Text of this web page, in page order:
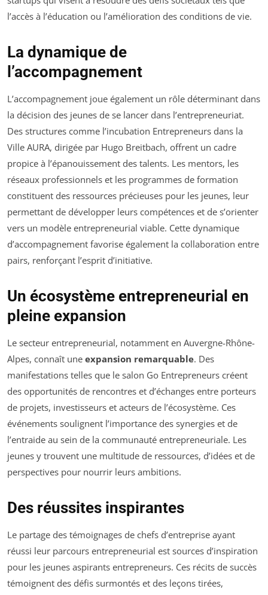
l’accès à l’éducation ou l’amélioration des conditions de vie.
La dynamique de
l’accompagnement
L’accompagnement joue également un rôle déterminant dans
la décision des jeunes de se lancer dans l’entrepreneuriat.
Des structures comme l’incubation Entrepreneurs dans la
Ville AURA, dirigée par Hugo Breitbach, offrent un cadre
propice à l’épanouissement des talents. Les mentors, les
réseaux professionnels et les programmes de formation
constituent des ressources précieuses pour les jeunes, leur
permettant de développer leurs compétences et de s’orienter
vers un modèle entrepreneurial viable. Cette dynamique
d’accompagnement favorise également la collaboration entre
pairs, renforçant l’esprit d’initiative.
Un écosystème entrepreneurial en
pleine expansion
Le secteur entrepreneurial, notamment en Auvergne-Rhône-
Alpes, connaît une expansion remarquable. Des
manifestations telles que le salon Go Entrepreneurs créent
des opportunités de rencontres et d’échanges entre porteurs
de projets, investisseurs et acteurs de l’écosystème. Ces
événements soulignent l’importance des synergies et de
l’entraide au sein de la communauté entrepreneuriale. Les
jeunes y trouvent une multitude de ressources, d’idées et de
perspectives pour nourrir leurs ambitions.
Des réussites inspirantes
Le partage des témoignages de chefs d’entreprise ayant
réussi leur parcours entrepreneurial est sources d’inspiration
pour les jeunes aspirants entrepreneurs. Ces récits de succès
témoignent des défis surmontés et des leçons tirées,